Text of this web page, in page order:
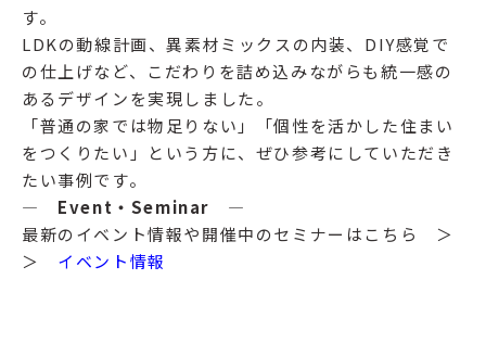
す。
LDKの動線計画、異素材ミックスの内装、DIY感覚で
の仕上げなど、こだわりを詰め込みながらも統一感の
あるデザインを実現しました。
「普通の家では物足りない」「個性を活かした住まい
をつくりたい」という方に、ぜひ参考にしていただき
たい事例です。
― Event・Seminar ―
最新のイベント情報や開催中のセミナーはこちら ＞
＞ イベント情報